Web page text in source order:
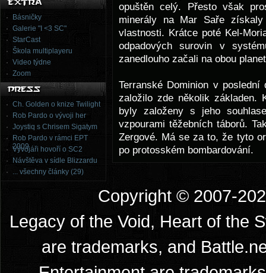
Básničky
Galerie "I <3 SC"
StarCast
Škola multiplayeru
Video týdne
Zoom
Ch. Golden o knize Twilight
Rob Pardo o vývoji her
Joystiq s Chrisem Sigatym
Rob Pardo v rámci EPT
2009
Vývojáři hovoří o SC2
Návštěva v sídle Blizzardu
... všechny články (29)
opuštěn celý. Přesto však
minerály na Mar Saře získaly
vlastnosti. Krátce poté Kel-
odpadových surovin v
zanedlouho začali na obou
Terranské Dominion v
založilo zde několik základen.
byly založeny s jeho
vzpourami těžebních táborů.
Zergové. Má se za to, že tyto
po protosském bombardování.
Copyright © 2007-
Legacy of the Void, Heart of the
are trademarks, and